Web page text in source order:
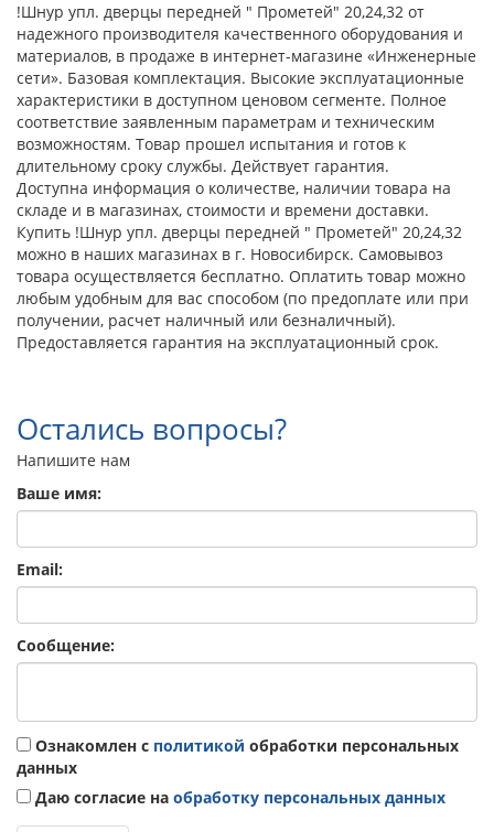
!Шнур упл. дверцы передней " Прометей" 20,24,32 от
надежного производителя качественного оборудования и
материалов, в продаже в интернет-магазине «Инженерные
сети». Базовая комплектация. Высокие эксплуатационные
характеристики в доступном ценовом сегменте. Полное
соответствие заявленным параметрам и техническим
возможностям. Товар прошел испытания и готов к
длительному сроку службы. Действует гарантия.
Доступна информация о количестве, наличии товара на
складе и в магазинах, стоимости и времени доставки.
Купить !Шнур упл. дверцы передней " Прометей" 20,24,32
можно в наших магазинах в г. Новосибирск. Самовывоз
товара осуществляется бесплатно. Оплатить товар можно
любым удобным для вас способом (по предоплате или при
получении, расчет наличный или безналичный).
Предоставляется гарантия на эксплуатационный срок.
Остались вопросы?
Напишите нам
Ваше имя:
Email:
Сообщение:
Ознакомлен с политикой обработки персональных
данных
Даю согласие на обработку персональных данных